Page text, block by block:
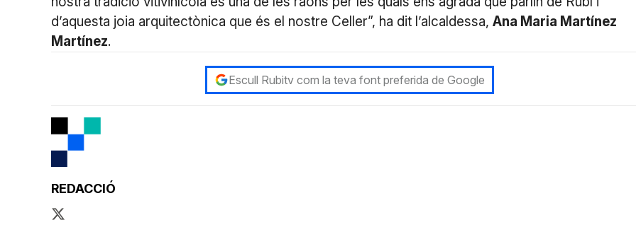
d’aquesta joia arquitectònica que és el nostre Celler”, ha dit l’alcaldessa, Ana Maria Martínez
Martínez.
Escull Rubitv com la teva font preferida de Google
REDACCIÓ